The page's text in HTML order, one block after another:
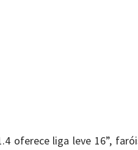
oferece liga leve 16”,